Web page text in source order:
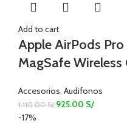
Add to cart
Apple AirPods
MagSafe Wireless
Accesorios Audifonos
1,110.00S/ 925.00 S/
-17%